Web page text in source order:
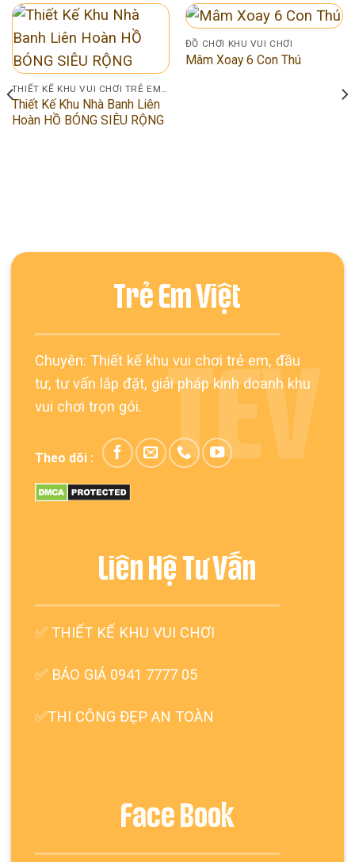
THIẾT KẾ KHU VUI CHƠI TRẺ EM 100M2
Thiết Kế Khu Nhà Banh Liên
Hoàn HỒ BÓNG SIÊU RỘNG
ĐỒ CHƠI KHU VUI CHƠI
Mâm Xoay 6 Con Thú
Trẻ Em Việt
Chuyên: Thiết kế khu vui chơi trẻ em, đầu
tư, tư vấn lắp đặt, giải pháp kinh doanh khu
vui chơi trọn gói.
Theo dõi : TEV
Liên Hệ Tư Vấn
✅THIẾT KẾ KHU VUI CHƠI
✅ BÁO GIÁ 0941 7777 05
✅THI CÔNG ĐẸP AN TOÀN
Face Book